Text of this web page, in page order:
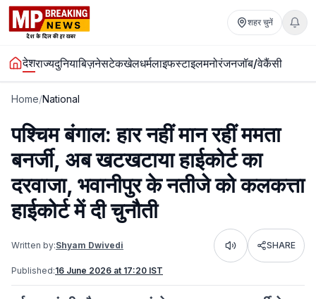
शहर चुनें
देशराज्यदुनियाबिज़नेसटेकखेलधर्मलाइफस्टाइलमनोरंजनजॉब/वेकैंसी
Home/National
पश्चिम बंगाल: हार नहीं मान रहीं ममता
बनर्जी, अब खटखटाया हाईकोर्ट का
दरवाजा, भवानीपुर के नतीजे को कलकत्ता
हाईकोर्ट में दी चुनौती
Written by:Shyam Dwivedi Listen SHARE
Published:16 June 2026 at 17:20 IST